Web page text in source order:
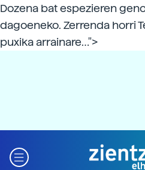
Dozena bat espezieren
dagoeneko. Zerrenda horri
puxika arrainare…">